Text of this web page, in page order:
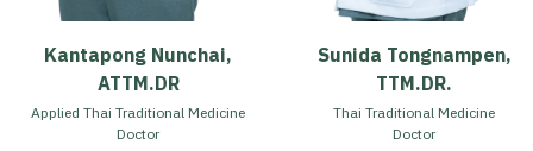
Kantapong Nunchai,
ATTM.DR
Applied Thai Traditional Medicine
Doctor
Sunida Tongnampen,
TTM.DR.
Thai Traditional Medicine
Doctor